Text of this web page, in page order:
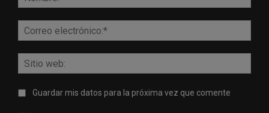
web:
Guardar mis datos para la próxima vez que comente